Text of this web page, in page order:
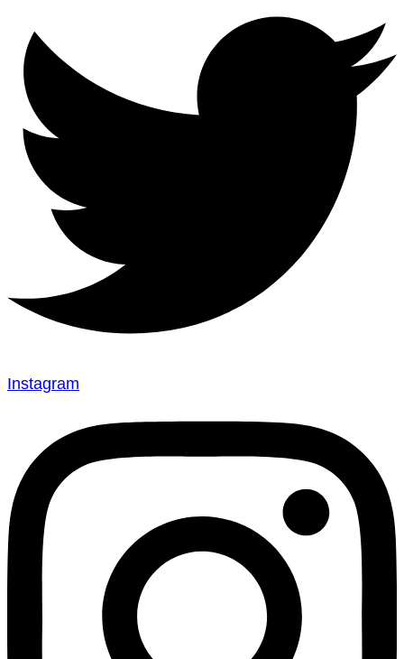
Instagram